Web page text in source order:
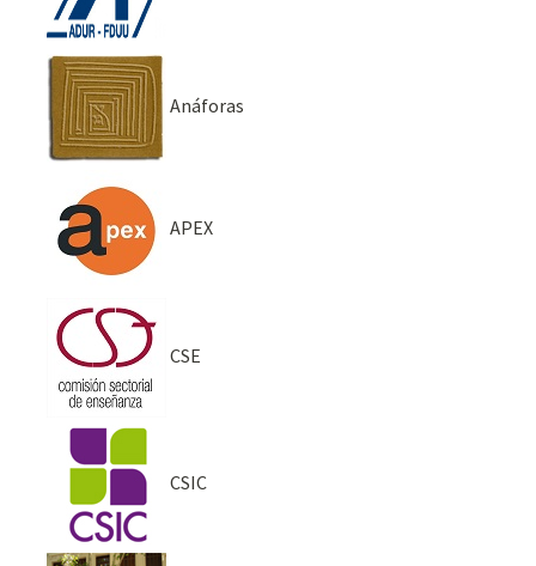
Anáforas
APEX
CSE
CSIC